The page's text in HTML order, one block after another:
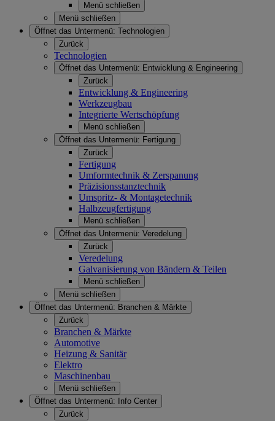
Menü schließen
Menü schließen
Öffnet das Untermenü: Technologien
Zurück
Technologien
Öffnet das Untermenü: Entwicklung & Engineering
Zurück
Entwicklung & Engineering
Werkzeugbau
Integrierte Wertschöpfung
Menü schließen
Öffnet das Untermenü: Fertigung
Zurück
Fertigung
Umformtechnik & Zerspanung
Präzisionsstanztechnik
Umspritz- & Montagetechnik
Halbzeugfertigung
Menü schließen
Öffnet das Untermenü: Veredelung
Zurück
Veredelung
Galvanisierung von Bändern & Teilen
Menü schließen
Menü schließen
Öffnet das Untermenü: Branchen & Märkte
Zurück
Branchen & Märkte
Automotive
Heizung & Sanitär
Elektro
Maschinenbau
Menü schließen
Öffnet das Untermenü:
Info Center
Zurück